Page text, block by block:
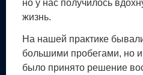
но у нас получилось
жизнь.
На нашей практике
большими пробегами, но
было принято решение